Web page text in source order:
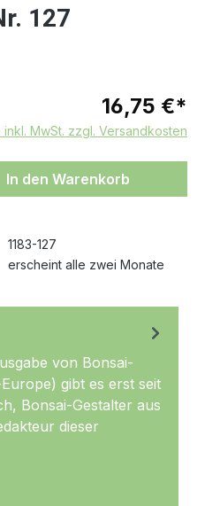
127
16,75 €*
inkl. MwSt. zzgl. Versandkosten
den
In den Warenkorb
1183-127
erscheint alle zwei Monate
von Bonsai-
gibt es erst seit
Bonsai-Gestalter aus
dieser